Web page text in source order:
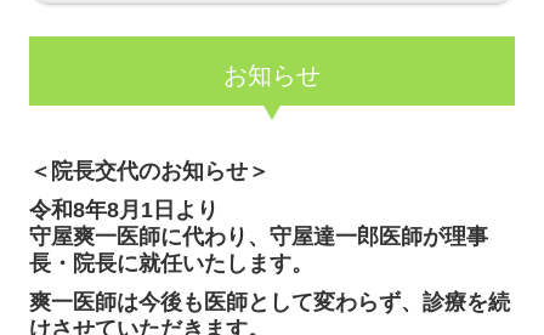
お知らせ
＜ 院長交代のお知らせ ＞
令和8年8月1日より
守屋爽一医師に代わり、守屋達一郎医師が理事
長・院長に就任いたします。
爽一医師は今後も医師として変わらず、診療を続
けさせていただきます。